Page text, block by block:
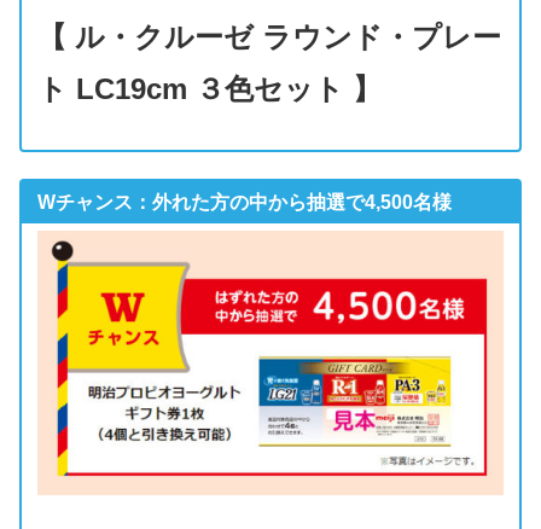
【 ル・クルーゼ ラウンド・プレー
ト LC19cm ３色セット 】
Wチャンス：外れた方の中から抽選で4,500名様